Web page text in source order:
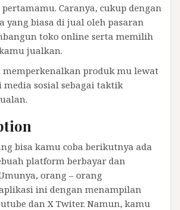
Caranya, cukup dengan
yang biasa di jual oleh pasaran
toko online serta memilih
jualkan.
memperkenalkan produk mu lewat
media sosial sebagai taktik
bisa kamu coba berikutnya ada
platform berbayar dan
orang – orang
ini dengan menampilan
dan X Twiter. Namun, kamu